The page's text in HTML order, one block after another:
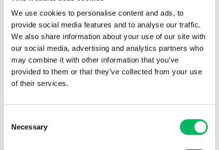
We use cookies to personalise content and ads, to
provide social media features and to analyse our traffic.
We also share information about your use of our site with
our social media, advertising and analytics partners who
may combine it with other information that you’ve
provided to them or that they’ve collected from your use
of their services.
Selection
Necessary
Vie privée et protection des données
Assurances
Ces thèmes sont conformes à ceux de l'AESA et de la DGAC.
EXAMEN
Vous réussissez l’examen si vous répondez correctement à
au moins 75 % des questions. Vous pouvez passer l’examen à